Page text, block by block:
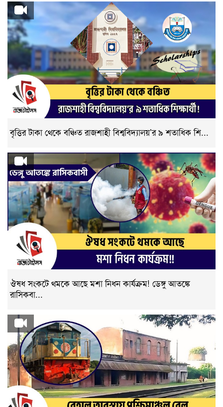
বৃত্তির টাকা থেকে বঞ্চিত রাজশাহী বিশ্ববিদ্যালয়’র ৯ শতাধিক শি...
ঔষধ সংকটে থমকে আছে মশা নিধন কার্যক্রম! ডেঙ্গু আতঙ্কে
রাসিকবা...